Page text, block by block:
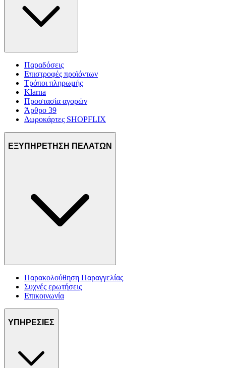
Παραδόσεις
Επιστροφές προϊόντων
Τρόποι πληρωμής
Klarna
Προστασία αγορών
Άρθρο 39
Δωροκάρτες SHOPFLIX
ΕΞΥΠΗΡΕΤΗΣΗ ΠΕΛΑΤΩΝ
Παρακολούθηση Παραγγελίας
Συχνές ερωτήσεις
Επικοινωνία
ΥΠΗΡΕΣΙΕΣ